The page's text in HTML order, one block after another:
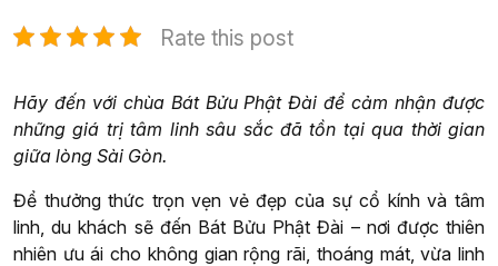
Rate this post
Hãy đến với chùa Bát Bửu Phật Đài để cảm nhận được
những giá trị tâm linh sâu sắc đã tồn tại qua thời gian
giữa lòng Sài Gòn.
Để thưởng thức trọn vẹn vẻ đẹp của sự cổ kính và tâm
linh, du khách sẽ đến Bát Bửu Phật Đài – nơi được thiên
nhiên ưu ái cho không gian rộng rãi, thoáng mát, vừa linh